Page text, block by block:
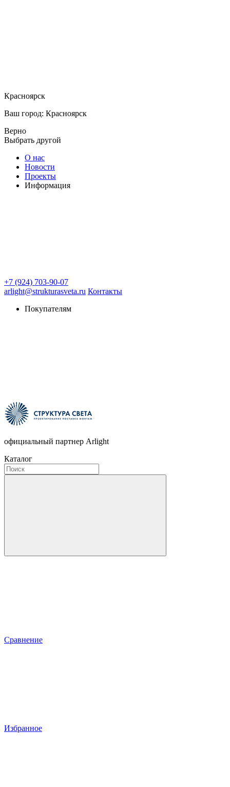
Красноярск
Ваш город: Красноярск
Верно
Выбрать другой
О нас
Новости
Проекты
Информация
+7 (924) 703-90-07
arlight@strukturasveta.ru Контакты
Покупателям
официальный партнер Arlight
Каталог
Сравнение
Избранное